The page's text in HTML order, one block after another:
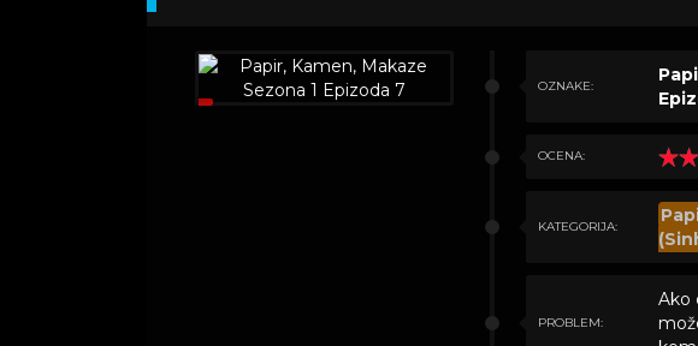
OZNAKE:
OCENA:
KATEGORIJA:
PROBLEM:
Ako